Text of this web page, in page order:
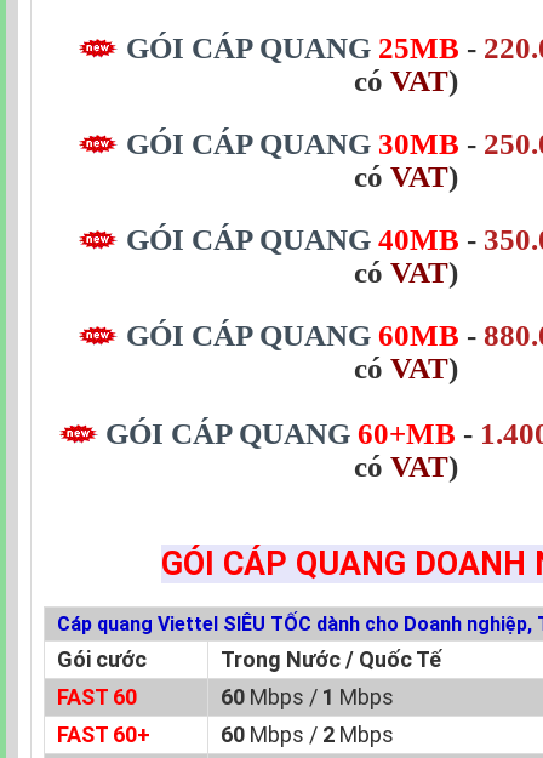
GÓI CÁP QUANG 25MB -
có VAT)
GÓI CÁP QUANG 30MB -
có VAT)
GÓI CÁP QUANG 40MB -
có VAT)
GÓI CÁP QUANG 60MB -
có VAT)
GÓI CÁP QUANG 60+MB -
có VAT)
GÓI CÁP QUANG DOANH
Cáp quang Viettel SIÊU TỐC dành cho Doanh nghiệp,
Gói cước
Trong Nước / Quốc Tế
FAST 60
60 Mbps / 1 Mbps
FAST 60+
60 Mbps / 2 Mbps